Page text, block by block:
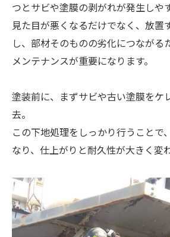
つとサビや塗膜の剥がれが発生しや
見た目が悪くなるだけでなく、放置
し、部材そのものの劣化につながる
メンテナンスが重要になります。
塗装前に、まずサビや古い塗膜をケ
去。
この下地処理をしっかり行うことで
なり、仕上がりと耐久性が大きく変